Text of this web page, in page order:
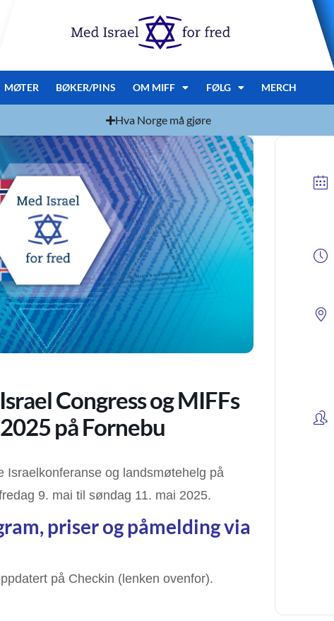
MØTER BØKER/PINS OM MIFF FØLG MERCH
Hva Norge må gjøre
Congress og MIFFs
på Fornebu
Israelkonferanse og landsmøtehelg på
9. mai til søndag 11. mai 2025.
priser og påmelding via
på Checkin (lenken ovenfor).